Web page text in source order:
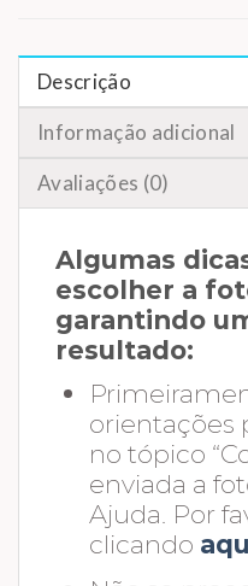
Descrição
Informação adicional
Avaliações (0)
Algumas
escolher a
garantindo
resultado:
orientações
no tópico
enviada a
Ajuda. Por
clicando